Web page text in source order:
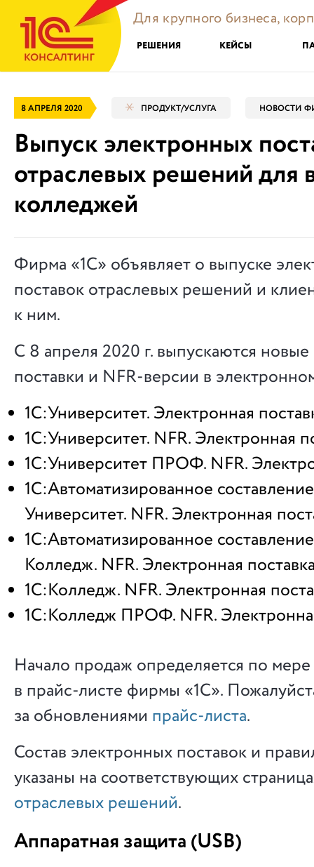
Для крупного бизнеса,
РЕШЕНИЯ КЕЙСЫ
8 АПРЕЛЯ 2020 ПРОДУКТ/УСЛУГА НОВОСТИ
Выпуск электронных
отраслевых решений для
колледжей
Фирма «1С» объявляет о выпуске
поставок отраслевых решений и
к ним.
С 8 апреля 2020 г. выпускаются
поставки и NFR-версии в
1С:Университет. Электронная
1С:Университет. NFR. Электронная
1С:Университет ПРОФ. NFR.
1С:Автоматизированное
Университет. NFR. Электронная
1С:Автоматизированное
Колледж. NFR. Электронная
1С:Колледж. NFR. Электронная
1С:Колледж ПРОФ. NFR.
Начало продаж определяется по
в прайс-листе фирмы «1С».
за обновлениями прайс-листа.
Состав электронных поставок и
указаны на соответствующих
отраслевых решений.
Аппаратная защита (USB)